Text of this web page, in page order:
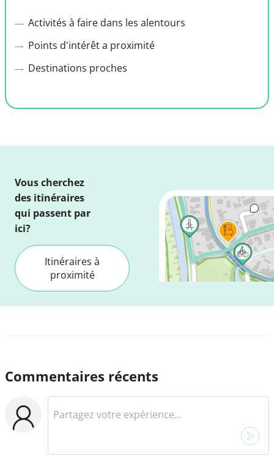
Activités à faire dans les alentours
Points d'intérêt a proximité
Destinations proches
Vous cherchez
des itinéraires
qui passent par
ici?
Itinéraires à
proximité
Commentaires récents